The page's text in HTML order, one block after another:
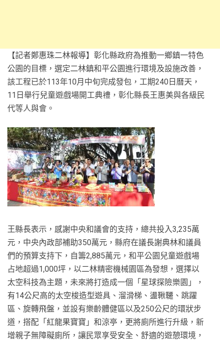
【記者鄭惠珠二林報導】彰化縣政府為推動一鄉鎮一特色
公園的目標，選定二林鎮和平公園進行環境及設施改善，
該工程已於113年10月中旬完成發包，工期240日曆天，
11日舉行兒童遊戲場開工典禮，彰化縣長王惠美與各級民
代等人與會。
王縣長表示，感謝中央和議會的支持，總共投入3,235萬
元，中央內政部補助350萬元，縣府在議長謝典林和議員
們的預算支持下，自籌2,885萬元，和平公園兒童遊戲場
占地超過1,000坪，以二林精密機械園區為發想，選擇以
太空科技為主題，未來將打造成一個「星球探險樂園」，
有14公尺高的太空梭造型遊具、溜滑梯、盪鞦韆、跳躍
區、旋轉飛盤，並設有樂齡體健區以及250公尺的環狀步
道，搭配「紅龍果寶寶」和涼亭，更將廁所進行升級，新
增親子無障礙廁所，讓民眾享受安全、舒適的遊憩環境，